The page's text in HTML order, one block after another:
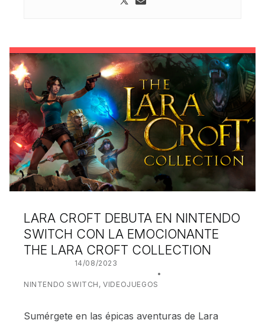
LARA CROFT DEBUTA EN NINTENDO
SWITCH CON LA EMOCIONANTE
THE LARA CROFT COLLECTION
14/08/2023
NINTENDO SWITCH ,VIDEOJUEGOS
Sumérgete en las épicas aventuras de Lara